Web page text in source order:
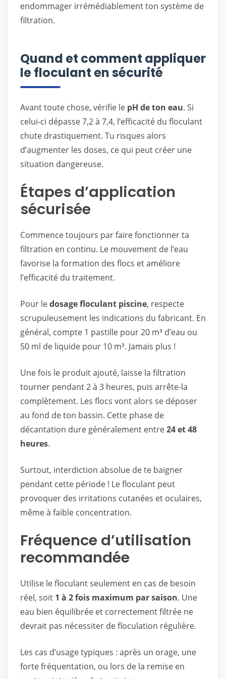
endommager irrémédiablement ton système de
filtration.
Quand et comment appliquer
le floculant en sécurité
Avant toute chose, vérifie le pH de ton eau. Si
celui-ci dépasse 7,2 à 7,4, l’efficacité du floculant
chute drastiquement. Tu risques alors
d’augmenter les doses, ce qui peut créer une
situation dangereuse.
Étapes d’application
sécurisée
Commence toujours par faire fonctionner ta
filtration en continu. Le mouvement de l’eau
favorise la formation des flocs et améliore
l’efficacité du traitement.
Pour ledosage floculant piscine, respecte
scrupuleusement les indications du fabricant. En
général, compte 1 pastille pour 20 m³ d’eau ou
50 ml de liquide pour 10 m³. Jamais plus !
Une fois le produit ajouté, laisse la filtration
tourner pendant 2 à 3 heures, puis arrête-la
complètement. Les flocs vont alors se déposer
au fond de ton bassin. Cette phase de
décantation dure généralement entre24 et 48
heures.
Surtout, interdiction absolue de te baigner
pendant cette période ! Le floculant peut
provoquer des irritations cutanées et oculaires,
même à faible concentration.
Fréquence d’utilisation
recommandée
Utilise le floculant seulement en cas de besoin
réel, soit 1 à 2 fois maximum par saison. Une
eau bien équilibrée et correctement filtrée ne
devrait pas nécessiter de floculation régulière.
Les cas d’usage typiques : après un orage, une
forte fréquentation, ou lors de la remise en